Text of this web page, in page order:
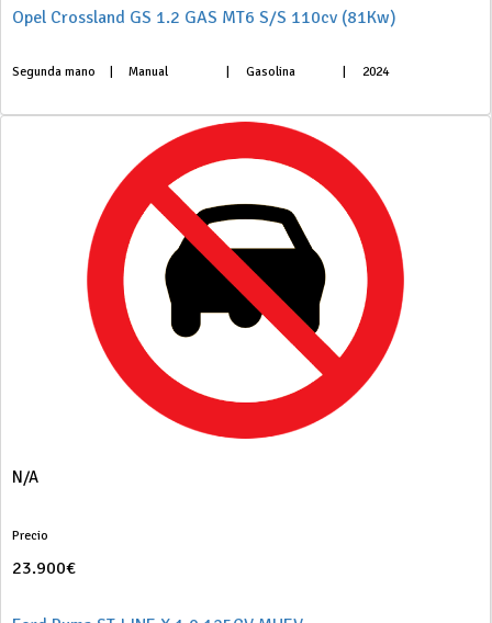
Opel Crossland GS 1.2 GAS MT6 S/S 110cv (81Kw)
Segunda mano Manual Gasolina 2024
N/A
Precio
23.900€